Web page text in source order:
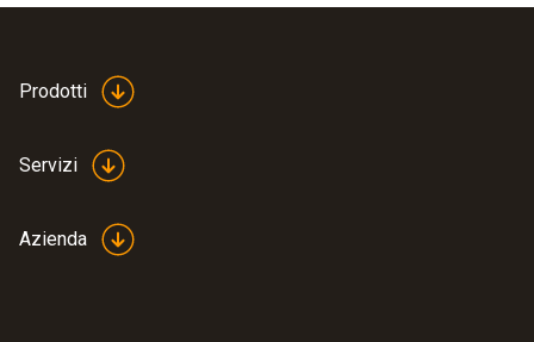
Prodotti
Servizi
Azienda